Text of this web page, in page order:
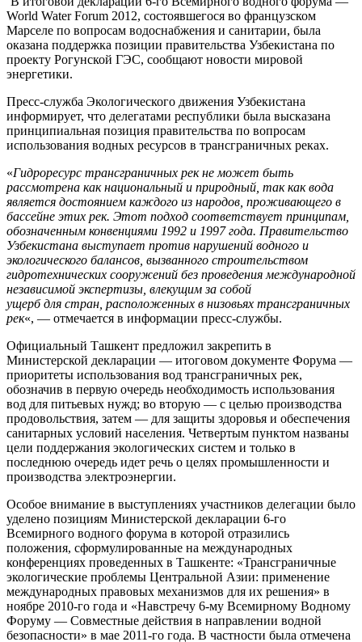
World Water Forum 2012, состоявшегося во французском
Марселе по вопросам водоснабжения и санитарии, была
оказана поддержка позиции правительства Узбекистана по
проекту Рогунской ГЭС, сообщают новости мировой
энергетики.
Пресс-служба Экологического движения Узбекистана
информирует, что делегатами республики была высказана
принципиальная позиция правительства по вопросам
использования водных ресурсов в трансграничных реках.
«Гидроресурс трансграничных рек не может быть
рассмотрена как национальный и природный, так как вода
является достоянием каждого из народов, проживающего в
бассейне этих рек. Этот подход соответствует принципам,
обозначенным конвенциями 1992 и 1997 года. Правительство
Узбекистана выступает против нарушений водного и
экологического балансов, вызванного строительством
гидротехнических сооружений без проведения международной
независимой экспертизы, влекущим за собой
ущерб для стран, расположенных в низовьях трансграничных
рек«, — отмечается в информации пресс-службы.
Официальный Ташкент предложил закрепить в
Министерской декларации — итоговом документе Форума —
приоритеты использования вод трансграничных рек,
обозначив в первую очередь необходимость использования
вод для питьевых нужд; во вторую — с целью производства
продовольствия, затем — для защиты здоровья и обеспечения
санитарных условий населения. Четвертым пунктом названы
цели поддержания экологических систем и только в
последнюю очередь идет речь о целях промышленности и
производства электроэнергии.
Особое внимание в выступлениях участников делегации было
уделено позициям Министерской декларации 6-го
Всемирного водного форума в которой отразились
положения, сформулированные на международных
конференциях проведенных в Ташкенте: «Трансграничные
экологические проблемы Центральной Азии: применение
международных правовых механизмов для их решения» в
ноябре 2010-го года и «Навстречу 6-му Всемирному Водному
Форуму — Совместные действия в направлении водной
безопасности» в мае 2011-го года. В частности была отмечена